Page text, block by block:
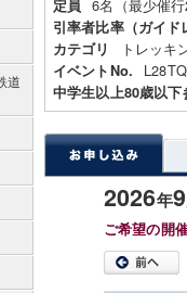
定員 6名（最少催行
引率者比率（ガイド
カテゴリ トレッキ
イベントNo.
中学生以上80歳以下
2026年9
ご希望の開
道